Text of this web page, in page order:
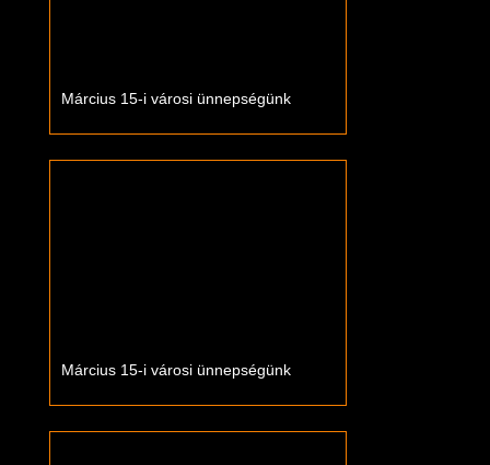
Március 15-i városi ünnepségünk
Március 15-i városi ünnepségünk